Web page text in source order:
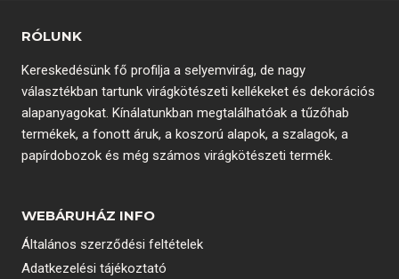
RÓLUNK
Kereskedésünk fő profilja a selyemvirág, de nagy
választékban tartunk virágkötészeti kellékeket és dekorációs
alapanyagokat. Kínálatunkban megtalálhatóak a tűzőhab
termékek, a fonott áruk, a koszorú alapok, a szalagok, a
papírdobozok és még számos virágkötészeti termék.
WEBÁRUHÁZ INFO
Általános szerződési feltételek
Adatkezelési tájékoztató